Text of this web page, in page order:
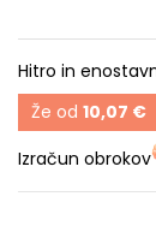
Hitro in
Že od 10,07 €
Izračun obrokov